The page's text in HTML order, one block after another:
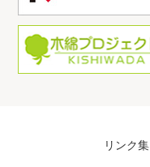
リンク集